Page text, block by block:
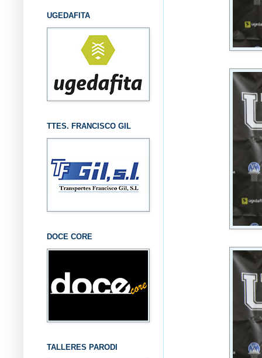
UGEDAFITA
TTES. FRANCISCO GIL
DOCE CORE
TALLERES PARODI